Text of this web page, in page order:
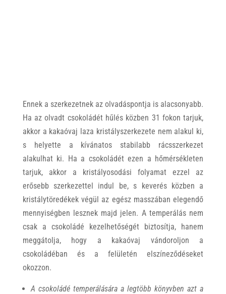
Ennek a szerkezetnek az olvadáspontja is alacsonyabb.
Ha az olvadt csokoládét hűlés közben 31 fokon tarjuk,
akkor a kakaóvaj laza kristályszerkezete nem alakul ki,
s helyette a kívánatos stabilabb rácsszerkezet
alakulhat ki. Ha a csokoládét ezen a hőmérsékleten
tarjuk, akkor a kristályosodási folyamat ezzel az
erősebb szerkezettel indul be, s keverés közben a
kristálytöredékek végül az egész masszában elegendő
mennyiségben lesznek majd jelen. A temperálás nem
csak a csokoládé kezelhetőségét biztosítja, hanem
meggátolja, hogy a kakaóvaj vándoroljon a
csokoládéban és a felületén elszíneződéseket
okozzon.
A csokoládé temperálására a legtöbb könyvben azt a